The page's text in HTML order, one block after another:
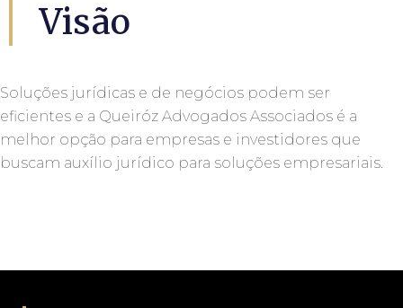
Visão
Soluções jurídicas e de negócios podem ser
eficientes e a Queiróz Advogados Associados é a
melhor opção para empresas e investidores que
buscam auxílio jurídico para soluções empresariais.